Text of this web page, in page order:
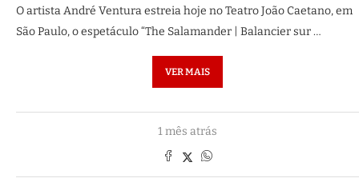
O artista André Ventura estreia hoje no Teatro João Caetano, em
São Paulo, o espetáculo “The Salamander | Balancier sur …
VER MAIS
1 mês atrás